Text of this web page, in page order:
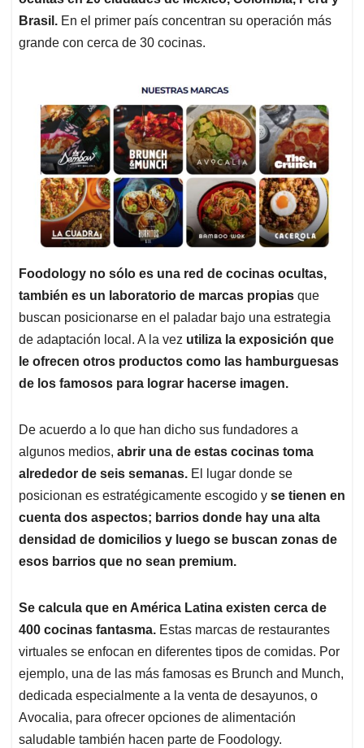
Brasil. En el primer país concentran su operación más
grande con cerca de 30 cocinas.
Foodology no sólo es una red de cocinas ocultas,
también es un laboratorio de marcas propias que
buscan posicionarse en el paladar bajo una estrategia
de adaptación local. A la vez utiliza la exposición que
le ofrecen otros productos como las hamburguesas
de los famosos para lograr hacerse imagen.
De acuerdo a lo que han dicho sus fundadores a
algunos medios, abrir una de estas cocinas toma
alrededor de seis semanas. El lugar donde se
posicionan es estratégicamente escogido y se tienen en
cuenta dos aspectos; barrios donde hay una alta
densidad de domicilios y luego se buscan zonas de
esos barrios que no sean premium.
Se calcula que en América Latina existen cerca de
400 cocinas fantasma. Estas marcas de restaurantes
virtuales se enfocan en diferentes tipos de comidas. Por
ejemplo, una de las más famosas es Brunch and Munch,
dedicada especialmente a la venta de desayunos, o
Avocalia, para ofrecer opciones de alimentación
saludable también hacen parte de Foodology.